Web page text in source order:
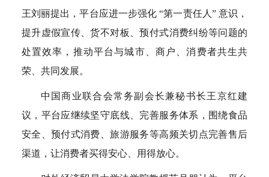
王刘丽提出，平台应进一步强化 “第一责任人” 意识，
提升虚假宣传、货不对板、预付式消费纠纷等问题的
处置效率，推动平台与城市、商户、消费者共生共
荣、共同发展。
中国商业联合会常务副会长兼秘书长王京红建
议，平台应继续坚守底线、完善服务体系，围绕食品
安全、预付式消费、旅游服务等高频关切点完善售后
渠道，让消费者买得安心、用得放心。